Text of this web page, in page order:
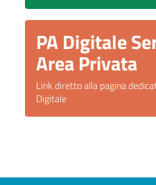
PA Digitale
Area Privata
Link diretto alla pagina
Digitale